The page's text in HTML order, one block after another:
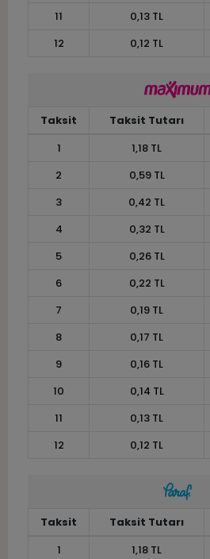
11 0,13 TL
12
0,12 TL
Taksit Taksit Tutarı
1
1,18 TL
2
0,59 TL
3
0,42 TL
4
0,32 TL
5
0,26 TL
6
0,22 TL
7
0,19 TL
8
0,17 TL
9
0,16 TL
10
0,14 TL
11
0,13 TL
12
0,12 TL
Taksit Taksit Tutarı
1
1,18 TL